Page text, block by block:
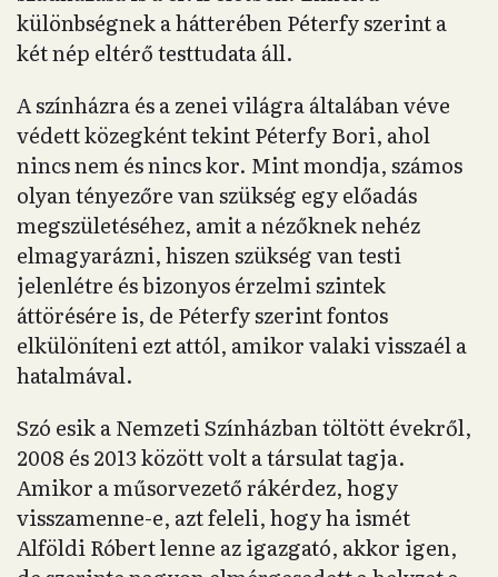
különbségnek a hátterében Péterfy szerint a
két nép eltérő testtudata áll.
A színházra és a zenei világra általában véve
védett közegként tekint Péterfy Bori, ahol
nincs nem és nincs kor. Mint mondja, számos
olyan tényezőre van szükség egy előadás
megszületéséhez, amit a nézőknek nehéz
elmagyarázni, hiszen szükség van testi
jelenlétre és bizonyos érzelmi szintek
áttörésére is, de Péterfy szerint fontos
elkülöníteni ezt attól, amikor valaki visszaél a
hatalmával.
Szó esik a Nemzeti Színházban töltött évekről,
2008 és 2013 között volt a társulat tagja.
Amikor a műsorvezető rákérdez, hogy
visszamenne-e, azt feleli, hogy ha ismét
Alföldi Róbert lenne az igazgató, akkor igen,